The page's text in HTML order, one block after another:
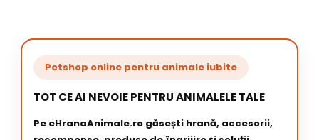
Petshop online pentru animale iubite
TOT CE AI NEVOIE PENTRU ANIMALELE TALE
Pe eHranaAnimale.ro găsești hrană, accesorii,